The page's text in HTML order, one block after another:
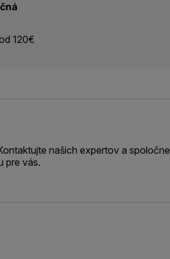
120€
našich expertov a spoločne
pre vás.